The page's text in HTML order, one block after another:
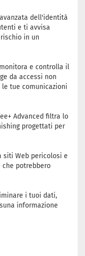
dell'identità
e ti avvisa
in un
e controlla il
da accessi non
tue comunicazioni
Advanced filtra lo
progettati per
siti Web pericolosi e
potrebbero
i tuoi dati,
informazione